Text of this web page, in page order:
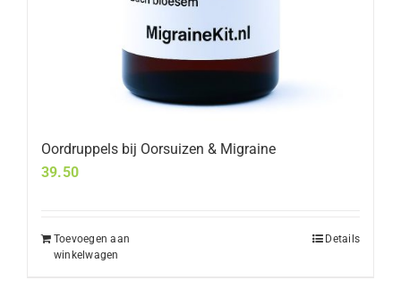
Oordruppels bij Oorsuizen & Migraine
39.50
Toevoegen aan
winkelwagen
Details